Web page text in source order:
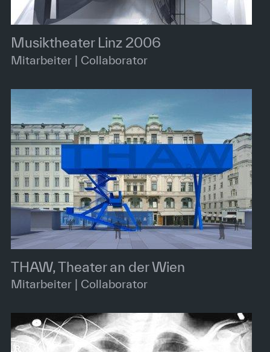
Musiktheater Linz 2006
Mitarbeiter | Collaborator
THAW, Theater an der Wien
Mitarbeiter | Collaborator